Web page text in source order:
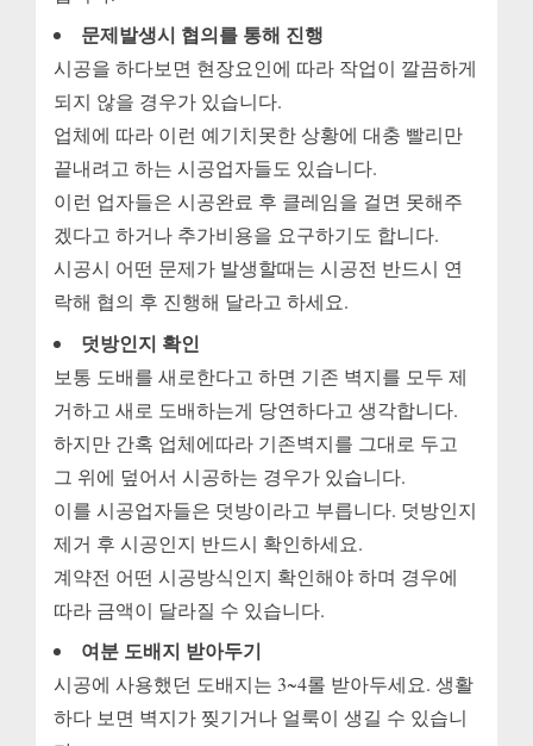
문제발생시 협의를 통해 진행
시공을 하다보면 현장요인에 따라 작업이 깔끔하게
되지 않을 경우가 있습니다.
업체에 따라 이런 예기치못한 상황에 대충 빨리만
끝내려고 하는 시공업자들도 있습니다.
이런 업자들은 시공완료 후 클레임을 걸면 못해주
겠다고 하거나 추가비용을 요구하기도 합니다.
시공시 어떤 문제가 발생할때는 시공전 반드시 연
락해 협의 후 진행해 달라고 하세요.
덧방인지 확인
보통 도배를 새로한다고 하면 기존 벽지를 모두 제
거하고 새로 도배하는게 당연하다고 생각합니다.
하지만 간혹 업체에따라 기존벽지를 그대로 두고
그 위에 덮어서 시공하는 경우가 있습니다.
이를 시공업자들은 덧방이라고 부릅니다. 덧방인지
제거 후 시공인지 반드시 확인하세요.
계약전 어떤 시공방식인지 확인해야 하며 경우에
따라 금액이 달라질 수 있습니다.
여분 도배지 받아두기
시공에 사용했던 도배지는 3~4롤 받아두세요. 생활
하다 보면 벽지가 찢기거나 얼룩이 생길 수 있습니